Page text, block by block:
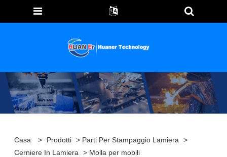
Casa > Prodotti > Parti Per Stampaggio Lamiera
>
Cerniere In Lamiera
> Molla per mobili